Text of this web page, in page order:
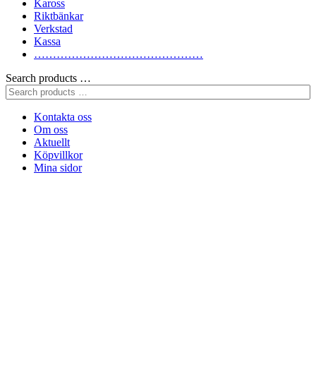
Kaross
Riktbänkar
Verkstad
Kassa
………………………………………
Search products …
Kontakta oss
Om oss
Aktuellt
Köpvillkor
Mina sidor